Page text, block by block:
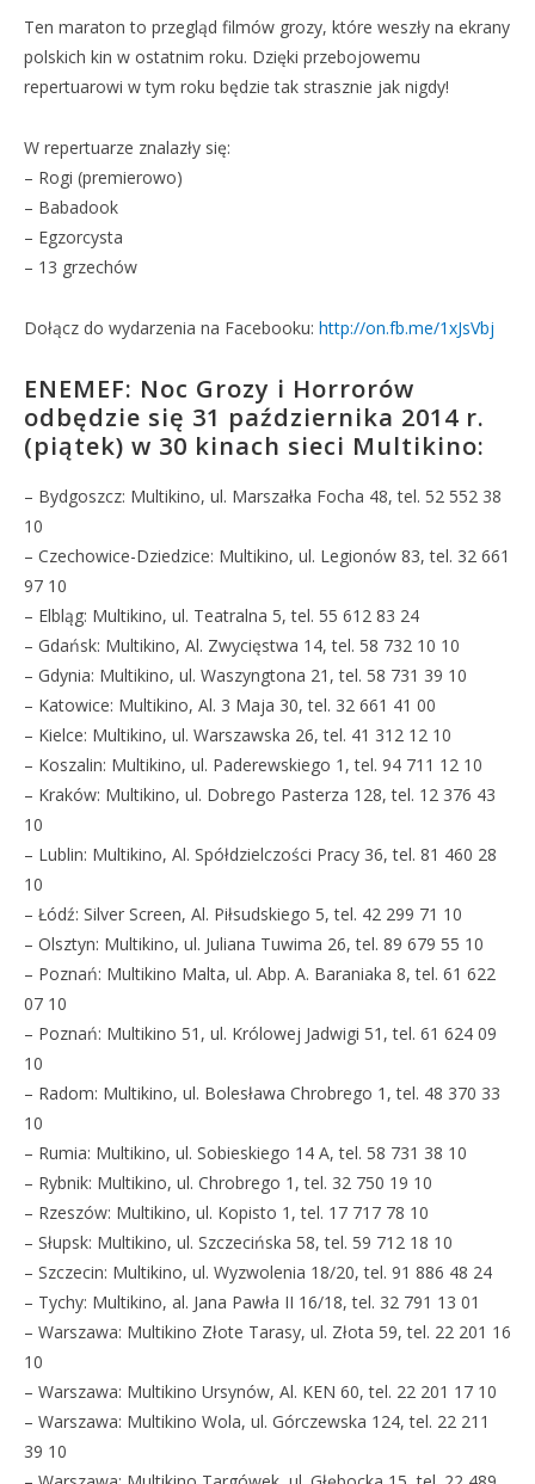
Ten maraton to przegląd filmów grozy, które weszły na ekrany
polskich kin w ostatnim roku. Dzięki przebojowemu
repertuarowi w tym roku będzie tak strasznie jak nigdy!
W repertuarze znalazły się:
– Rogi (premierowo)
– Babadook
– Egzorcysta
– 13 grzechów
Dołącz do wydarzenia na Facebooku: http://on.fb.me/1xJsVbj
ENEMEF: Noc Grozy i Horrorów
odbędzie się 31 października 2014 r.
(piątek) w 30 kinach sieci Multikino:
– Bydgoszcz: Multikino, ul. Marszałka Focha 48, tel. 52 552 38
10
– Czechowice-Dziedzice: Multikino, ul. Legionów 83, tel. 32 661
97 10
– Elbląg: Multikino, ul. Teatralna 5, tel. 55 612 83 24
– Gdańsk: Multikino, Al. Zwycięstwa 14, tel. 58 732 10 10
– Gdynia: Multikino, ul. Waszyngtona 21, tel. 58 731 39 10
– Katowice: Multikino, Al. 3 Maja 30, tel. 32 661 41 00
– Kielce: Multikino, ul. Warszawska 26, tel. 41 312 12 10
– Koszalin: Multikino, ul. Paderewskiego 1, tel. 94 711 12 10
– Kraków: Multikino, ul. Dobrego Pasterza 128, tel. 12 376 43
10
– Lublin: Multikino, Al. Spółdzielczości Pracy 36, tel. 81 460 28
10
– Łódź: Silver Screen, Al. Piłsudskiego 5, tel. 42 299 71 10
– Olsztyn: Multikino, ul. Juliana Tuwima 26, tel. 89 679 55 10
– Poznań: Multikino Malta, ul. Abp. A. Baraniaka 8, tel. 61 622
07 10
– Poznań: Multikino 51, ul. Królowej Jadwigi 51, tel. 61 624 09
10
– Radom: Multikino, ul. Bolesława Chrobrego 1, tel. 48 370 33
10
– Rumia: Multikino, ul. Sobieskiego 14 A, tel. 58 731 38 10
– Rybnik: Multikino, ul. Chrobrego 1, tel. 32 750 19 10
– Rzeszów: Multikino, ul. Kopisto 1, tel. 17 717 78 10
– Słupsk: Multikino, ul. Szczecińska 58, tel. 59 712 18 10
– Szczecin: Multikino, ul. Wyzwolenia 18/20, tel. 91 886 48 24
– Tychy: Multikino, al. Jana Pawła II 16/18, tel. 32 791 13 01
– Warszawa: Multikino Złote Tarasy, ul. Złota 59, tel. 22 201 16
10
– Warszawa: Multikino Ursynów, Al. KEN 60, tel. 22 201 17 10
– Warszawa: Multikino Wola, ul. Górczewska 124, tel. 22 211
39 10